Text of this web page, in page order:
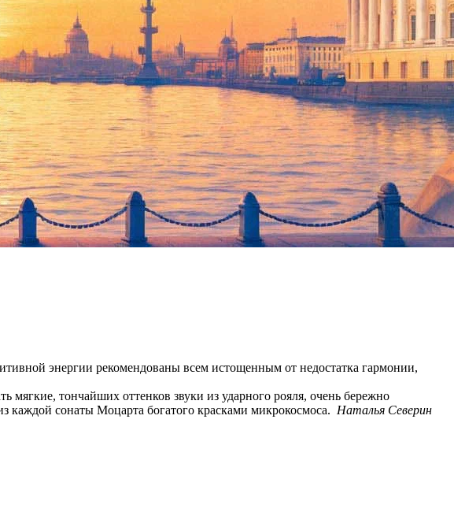
энергии рекомендованы всем истощенным от недостатка гармонии,
тончайших оттенков звуки из ударного рояля, очень бережно
сонаты Моцарта богатого красками микрокосмоса. Наталья Северин